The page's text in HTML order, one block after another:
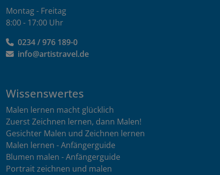
Montag - Freitag
8:00 - 17:00 Uhr
0234 / 976 189-0
info@artistravel.de
Wissenswertes
Malen lernen macht glücklich
Zuerst Zeichnen lernen, dann Malen!
Gesichter Malen und Zeichnen lernen
Malen lernen - Anfängerguide
Blumen malen - Anfängerguide
Portrait zeichnen und malen